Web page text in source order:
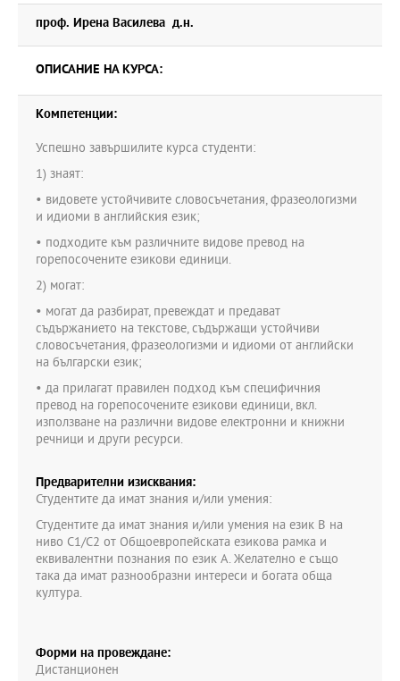
проф. Ирена Василева д.н.
ОПИСАНИЕ НА КУРСА:
Компетенции:
Успешно завършилите курса студенти:
1) знаят:
• видовете устойчивите словосъчетания, фразеологизми
и идиоми в английския език;
• подходите към различните видове превод на
горепосочените езикови единици.
2) могат:
• могат да разбират, превеждат и предават
съдържанието на текстове, съдържащи устойчиви
словосъчетания, фразеологизми и идиоми от английски
на български език;
• да прилагат правилен подход към специфичния
превод на горепосочените езикови единици, вкл.
използване на различни видове електронни и книжни
речници и други ресурси.
Предварителни изисквания:
Студентите да имат знания и/или умения:
Студентите да имат знания и/или умения на език В на
ниво С1/С2 от Общоевропейската езикова рамка и
еквивалентни познания по език А. Желателно е също
така да имат разнообразни интереси и богата обща
култура.
Форми на провеждане:
Дистанционен